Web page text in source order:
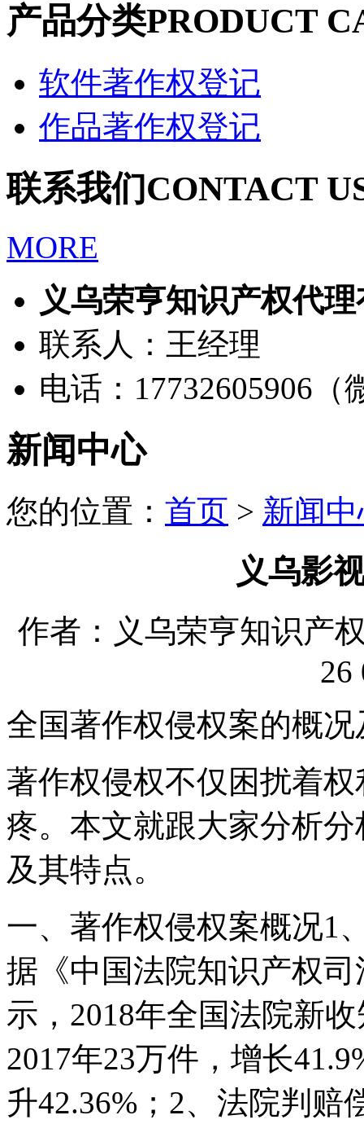
产品分类PRODUCT
软件著作权登记
作品著作权登记
联系我们CONTACT
MORE
义乌荣亨知识产权代
联系人：王经理
电话：17732605906（
新闻中心
您的位置： 首页 > 新闻
义乌影
作者：义乌荣亨知识产
26
全国著作权侵权案的概况
著作权侵权不仅困扰着
疼。本文就跟大家分析
及其特点。
一、著作权侵权案概况1
据《中国法院知识产权
示，2018年全国法院新
2017年23万件，增长
升42.36%；2、法院判